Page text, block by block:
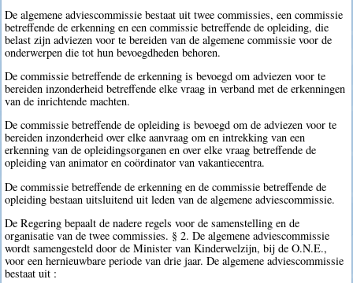
De algemene adviescommissie bestaat uit twee commissies, een commissie
betreffende de erkenning en een commissie betreffende de opleiding, die
belast zijn adviezen voor te bereiden van de algemene commissie voor de
onderwerpen die tot hun bevoegdheden behoren.
De commissie betreffende de erkenning is bevoegd om adviezen voor te
bereiden inzonderheid betreffende elke vraag in verband met de erkenningen
van de inrichtende machten.
De commissie betreffende de opleiding is bevoegd om de adviezen voor te
bereiden inzonderheid over elke aanvraag om en intrekking van een
erkenning van de opleidingsorganen en over elke vraag betreffende de
opleiding van animator en coördinator van vakantiecentra.
De commissie betreffende de erkenning en de commissie betreffende de
opleiding bestaan uitsluitend uit leden van de algemene adviescommissie.
De Regering bepaalt de nadere regels voor de samenstelling en de
organisatie van de twee commissies. § 2. De algemene adviescommissie
wordt samengesteld door de Minister van Kinderwelzijn, bij de O.N.E.,
voor een hernieuwbare periode van drie jaar. De algemene adviescommissie
bestaat uit :